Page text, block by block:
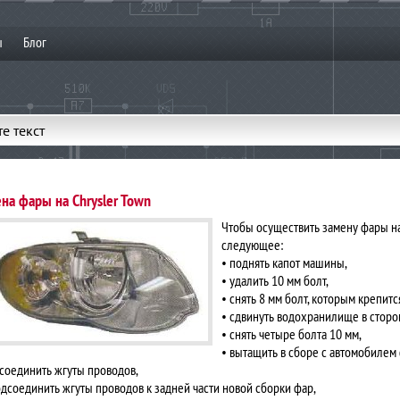
Блог
текст
фары на Chrysler Town
Чтобы осуществить замену фары
следующее:
• поднять капот машины,
• удалить 10 мм болт,
• снять 8 мм болт, которым
• сдвинуть водохранилище в
• снять четыре болта 10 мм,
• вытащить в сборе с
жгуты проводов,
жгуты проводов к задней части новой сборки фар,